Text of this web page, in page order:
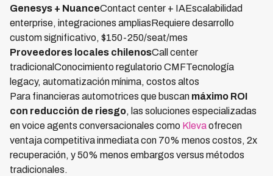
Genesys + NuanceContact center + IAEscalabilidad
enterprise, integraciones ampliasRequiere desarrollo
custom significativo, $150-250/seat/mes
Proveedores locales chilenosCall center
tradicionalConocimiento regulatorio CMFTecnología
legacy, automatización mínima, costos altos
Para financieras automotrices que buscan máximo ROI
con reducción de riesgo, las soluciones especializadas
en voice agents conversacionales como Klevaofrecen
ventaja competitiva inmediata con 70% menos costos, 2x
recuperación, y 50% menos embargos versus métodos
tradicionales.